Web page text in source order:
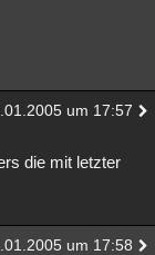
um 17:57
die mit letzter
um 17:58